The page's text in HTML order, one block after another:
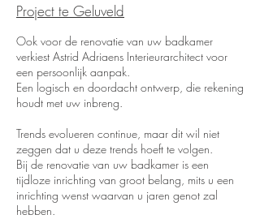
White Minimal Typographic
Quote Facebook Video.mp4
Project te Geluveld
Ook voor de renovatie van uw badkamer
verkiest Astrid Adriaens Interieurarchitect voor
een persoonlijk aanpak.
Een logisch en doordacht ontwerp, die rekening
houdt met uw inbreng.
Trends evolueren continue, maar dit wil niet
zeggen dat u deze trends hoeft te volgen.
Bij de renovatie van uw badkamer is een
tijdloze inrichting van groot belang, mits u een
inrichting wenst waarvan u jaren genot zal
hebben.